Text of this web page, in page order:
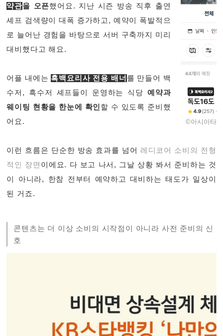
©아시아타
약관을 오픈했 어요. 지난 시즌 방송 직후 출연
셰프 검색량이 대폭 증가하고, 예약이 폭발적으
로 늘어난 경험을 바탕으로 서버 구축까지 미리
대비했다고 해요.
어플 내에는 흑백요리사 전용 배너 를 만들어 백
수저, 흑수저 셰프들이 운영하는 식당예약과
웨이팅 현황을 한눈에 확인 할 수 있도록 준비했
어요.
이런 흐름은 단순한 방송 효과를 넘어 레디코어 소비의 전형
적인 장면 이에요. 다 보고 나서, 그날 상황 봐서 준비하는 것
이 아니라, 한참 전부터 예약하고 대비하는 태도가 일상이
된 거죠.
콘텐츠는 더 이상 소비의 시작점이 아니라 사전 준비의 신
호